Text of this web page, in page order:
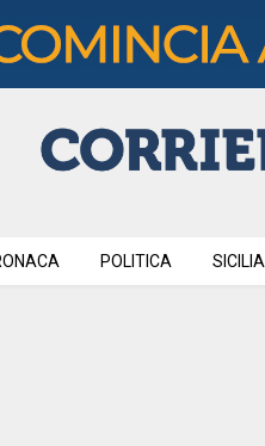
POLITICA SICILIA